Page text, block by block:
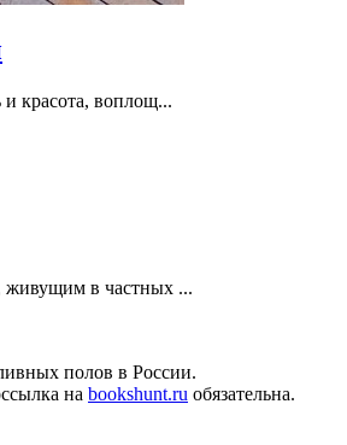
красота, воплощ...
живущим в частных ...
полов в России.
на bookshunt.ru обязательна.